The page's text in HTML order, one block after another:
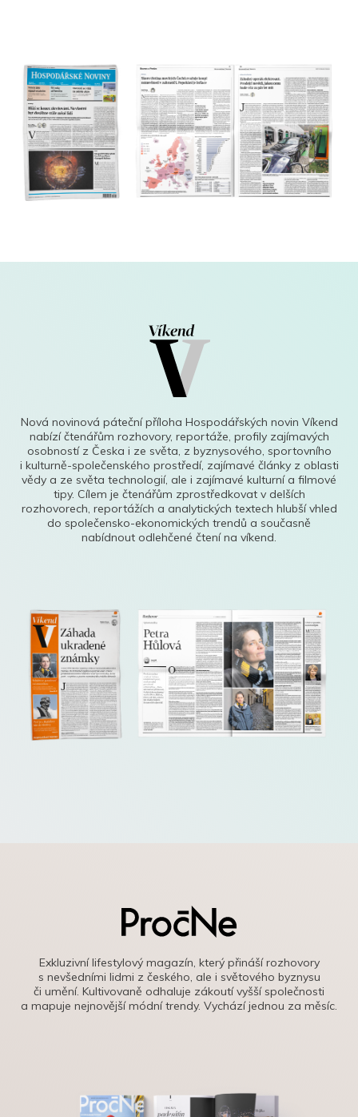
Nová novinová páteční příloha Hospodářských novin Víkend
nabízí čtenářům rozhovory, reportáže, profily zajímavých
osobností z Česka i ze světa, z byznysového, sportovního
i kulturně-společenského prostředí, zajímavé články z oblasti
vědy a ze světa technologií, ale i zajímavé kulturní a filmové
tipy. Cílem je čtenářům zprostředkovat v delších
rozhovorech, reportážích a analytických textech hlubší vhled
do společensko-ekonomických trendů a současně
nabídnout odlehčené čtení na víkend.
Exkluzivní lifestylový magazín, který přináší rozhovory
s nevšedními lidmi z českého, ale i světového byznysu
či umění. Kultivovaně odhaluje zákoutí vyšší společnosti
a mapuje nejnovější módní trendy. Vychází jednou za měsíc.